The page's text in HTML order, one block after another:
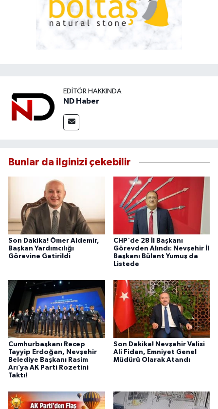
EDITÖR HAKKINDA
ND Haber
Bunlar da ilginizi çekebilir
Son Dakika! Ömer Aldemir,
Başkan Yardımcılığı
Görevine Getirildi
CHP'de 28 İl Başkanı
Görevden Alındı: Nevşehir İl
Başkanı Bülent Yumuş da
Listede
Cumhurbaşkanı Recep
Tayyip Erdoğan, Nevşehir
Belediye Başkanı Rasim
Arı’ya AK Parti Rozetini
Taktı!
Son Dakika! Nevşehir Valisi
Ali Fidan, Emniyet Genel
Müdürü Olarak Atandı